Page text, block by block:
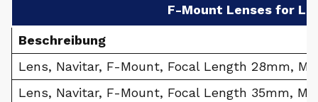
F-Mount Lenses for
Beschreibung
Lens, Navitar, F-Mount, Focal Length 28mm,
Lens, Navitar, F-Mount, Focal Length 35mm,